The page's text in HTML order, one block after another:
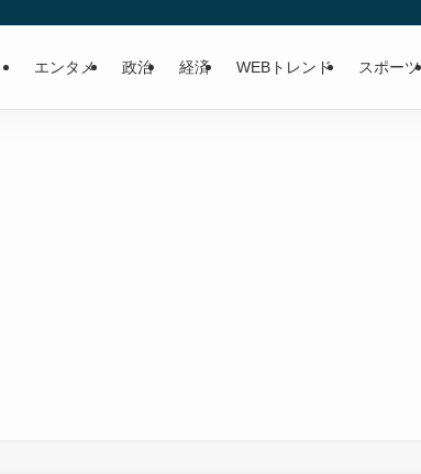
エンタメ 政治 経済 WEBトレンド スポーツ